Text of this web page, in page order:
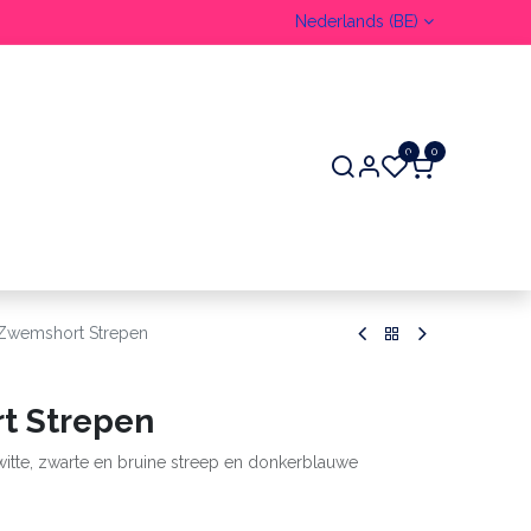
Nederlands (BE)
0 0
Strepen
Strepen
zwarte en bruine streep en donkerblauwe